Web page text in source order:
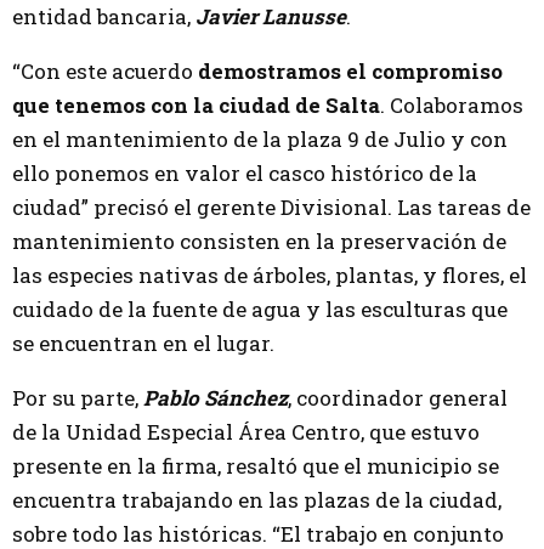
entidad bancaria, Javier Lanusse.
“Con este acuerdo demostramos el compromiso
que tenemos con la ciudad de Salta. Colaboramos
en el mantenimiento de la plaza 9 de Julio y con
ello ponemos en valor el casco histórico de la
ciudad” precisó el gerente Divisional. Las tareas de
mantenimiento consisten en la preservación de
las especies nativas de árboles, plantas, y flores, el
cuidado de la fuente de agua y las esculturas que
se encuentran en el lugar.
Por su parte,Pablo Sánchez, coordinador general
de la Unidad Especial Área Centro, que estuvo
presente en la firma, resaltó que el municipio se
encuentra trabajando en las plazas de la ciudad,
sobre todo las históricas. “El trabajo en conjunto